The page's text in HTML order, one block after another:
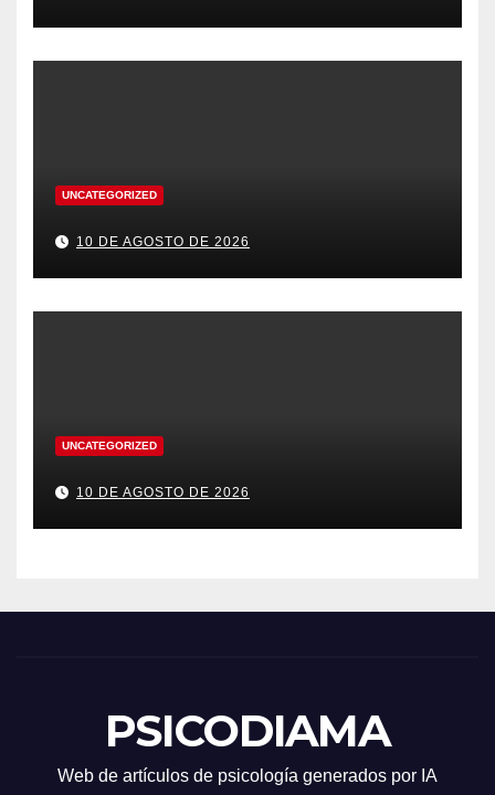
UNCATEGORIZED
10 DE AGOSTO DE 2026
UNCATEGORIZED
10 DE AGOSTO DE 2026
PSICODIAMA
Web de artículos de psicología generados por IA